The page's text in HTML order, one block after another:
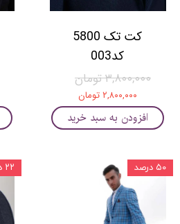
کت تک 5800
کد003
۳,۸۰۰,۰۰۰ تومان
۲,۸۰۰,۰۰۰ تومان
افزودن به سبد خرید
۵۰ درصد ۲۲ درصد